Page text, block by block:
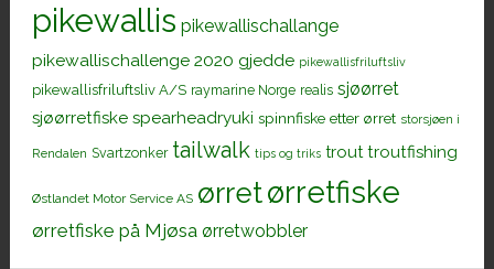
pikewallis pikewallischallange
pikewallischallenge 2020 gjedde pikewallisfriluftsliv
pikewallisfriluftsliv A/S raymarine Norge realis sjøørret
sjøørretfiske spearheadryuki spinnfiske etter ørret storsjøen i
Rendalen Svartzonker tailwalk tips og triks trout troutfishing
Østlandet Motor Service AS ørretørretfiske
ørretfiske på Mjøsa ørretwobbler